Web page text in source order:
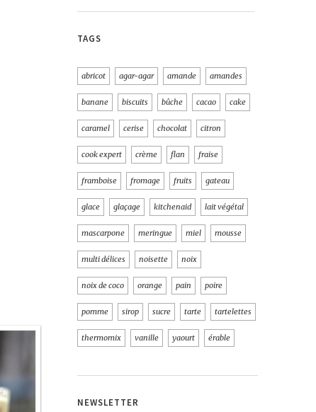
TAGS
abricot agar-agar amande amandes
banane biscuits bûche cacao cake
caramel cerise chocolat citron
cook expert crème flan fraise
framboise fromage fruits gateau
glace glaçage kitchenaid lait végétal
mascarpone meringue miel mousse
multi délices noisette noix
noix de coco orange pain poire
pomme sirop sucre tarte tartelettes
thermomix vanille yaourt érable
NEWSLETTER